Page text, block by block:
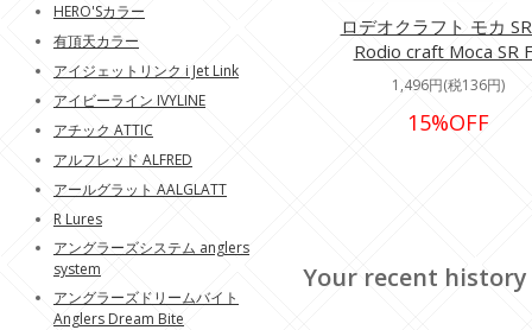
ロデオクラフト モカ
Rodio craft Moca SR
1,496円(税136円)
15%OFF
Your recent history
HERO'Sカラー
有頂天カラー
アイジェットリンク i Jet Link
アイビーライン IVYLINE
アチック ATTIC
アルフレッド ALFRED
アールグラット AALGLATT
R Lures
アングラーズシステム anglers
system
アングラーズドリームバイト
Anglers Dream Bite